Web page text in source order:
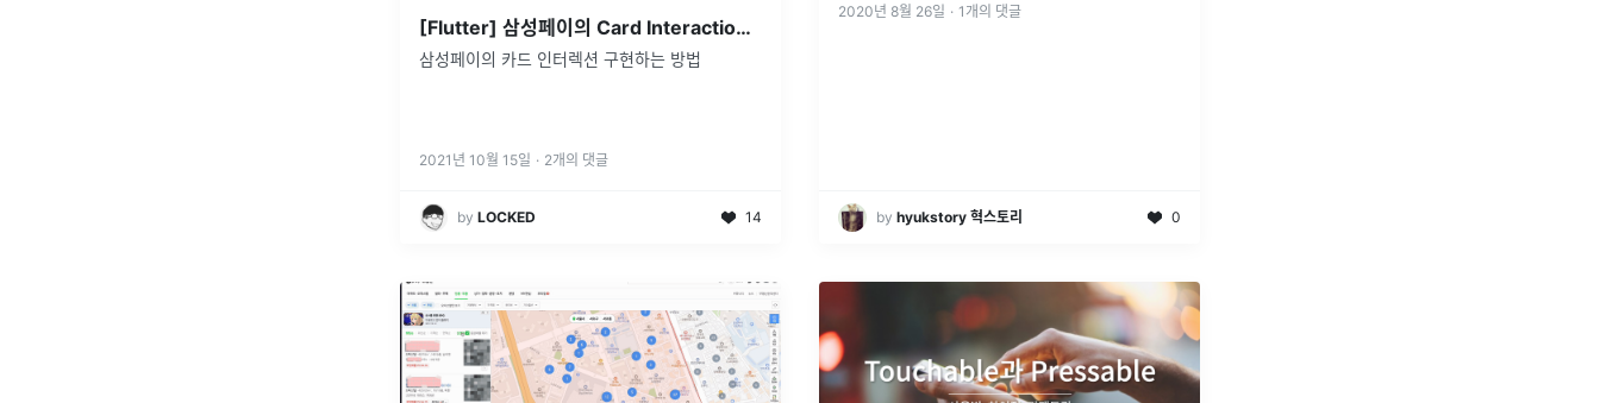
[Flutter] 삼성페이의 Card Interaction 구현
삼성페이의 카드 인터렉션 구현하는 방법
2021년 10월 15일 · 2개의 댓글
by LOCKED 14
2020년 8월 26일 · 1 개의 댓글
by hyukstory 혁스토리 0